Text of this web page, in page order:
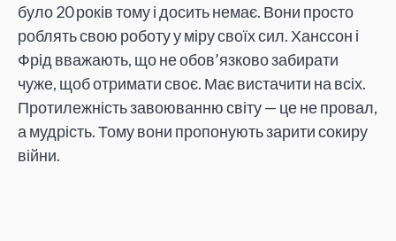
було 20 років тому і досить немає. Вони просто
роблять свою роботу у міру своїх сил. Ханссон і
Фрід вважають, що не обов’язково забирати
чуже, щоб отримати своє. Має вистачити на всіх.
Протилежність завоюванню світу — це не провал,
а мудрість. Тому вони пропонують зарити сокиру
війни.